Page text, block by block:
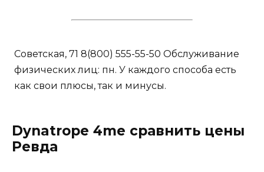
Советская, 71 8(800) 555-55-50 Обслуживание
физических лиц: пн. У каждого способа есть
как свои плюсы, так и минусы.
Dynatrope 4me сравнить цены
Ревда